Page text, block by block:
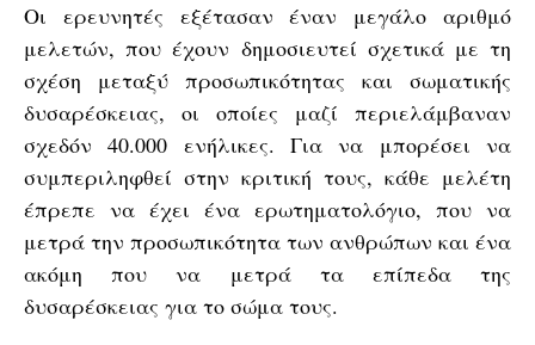
Οι ερευνητές εξέτασαν έναν μεγάλο αριθμό
μελετών, που έχουν δημοσιευτεί σχετικά με τη
σχέση μεταξύ προσωπικότητας και σωματικής
δυσαρέσκειας, οι οποίες μαζί περιελάμβαναν
σχεδόν 40.000 ενήλικες. Για να μπορέσει να
συμπεριληφθεί στην κριτική τους, κάθε μελέτη
έπρεπε να έχει ένα ερωτηματολόγιο, που να
μετρά την προσωπικότητα των ανθρώπων και ένα
ακόμη που να μετρά τα επίπεδα της
δυσαρέσκειας για το σώμα τους.